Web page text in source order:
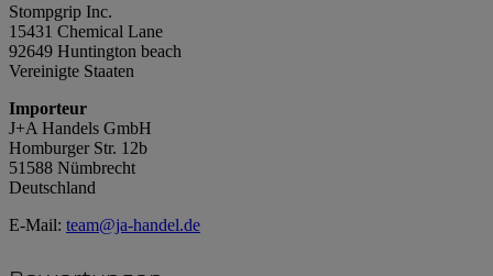
Stompgrip Inc.
15431 Chemical Lane
92649 Huntington beach
Vereinigte Staaten
Importeur
J+A Handels GmbH
Homburger Str. 12b
51588 Nümbrecht
Deutschland
E-Mail: team@ja-handel.de